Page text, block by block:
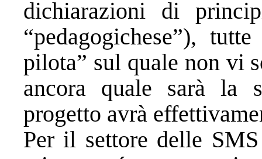
dichiarazioni di
“pedagogichese”),
pilota” sul quale non vi
ancora quale sarà la
progetto avrà
Per il settore delle